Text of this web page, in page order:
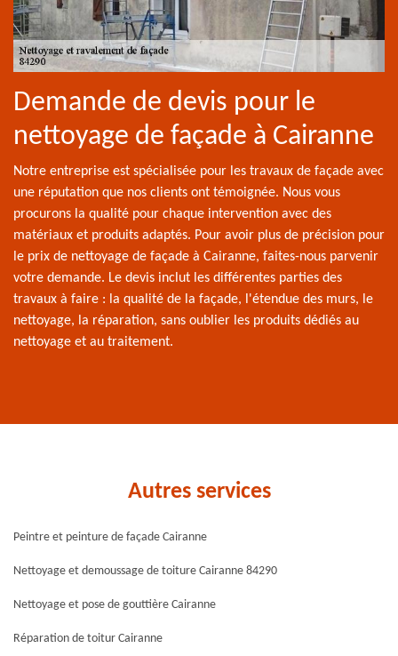
Demande de devis pour le
nettoyage de façade à Cairanne
Notre entreprise est spécialisée pour les travaux de façade avec
une réputation que nos clients ont témoignée. Nous vous
procurons la qualité pour chaque intervention avec des
matériaux et produits adaptés. Pour avoir plus de précision pour
le prix de nettoyage de façade à Cairanne, faites-nous parvenir
votre demande. Le devis inclut les différentes parties des
travaux à faire : la qualité de la façade, l'étendue des murs, le
nettoyage, la réparation, sans oublier les produits dédiés au
nettoyage et au traitement.
Autres services
Peintre et peinture de façade Cairanne
Nettoyage et demoussage de toiture Cairanne 84290
Nettoyage et pose de gouttière Cairanne
Réparation de toitur Cairanne